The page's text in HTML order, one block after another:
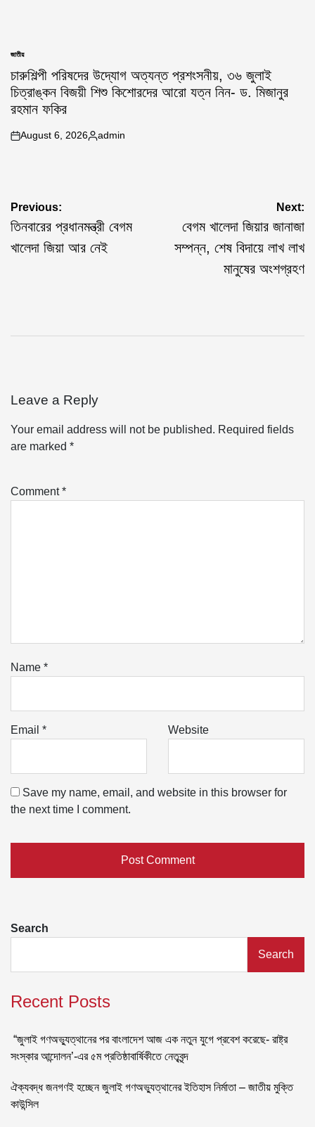
POSTED
জাতীয়
চারুশিল্পী পরিষদের উদ্যোগ অত্যন্ত প্রশংসনীয়, ৩৬ জুলাই
চিত্রাঙ্কন বিজয়ী শিশু কিশোরদের আরো যত্ন নিন- ড. মিজানুর
রহমান ফকির
on
August 6, 2026
Posted
admin
Post
navigation
Previous:
তিনবারের প্রধানমন্ত্রী বেগম
খালেদা জিয়া আর নেই
Next:
বেগম খালেদা জিয়ার জানাজা
সম্পন্ন, শেষ বিদায়ে লাখ লাখ
মানুষের অংশগ্রহণ
Leave a Reply
Your email address will not be published. Required fields
are marked *
Comment*
Name *
Email * Website
Save my name, email, and website in this browser for
the next time I comment.
Search
Search
Recent Posts
“জুলাই গণঅভ্যুত্থানের পর বাংলাদেশ আজ এক নতুন যুগে প্রবেশ করেছে- রাষ্ট্র
সংস্কার আন্দোলন’-এর ৫ম প্রতিষ্ঠাবার্ষিকীতে নেতৃবৃন্দ
ঐক্যবদ্ধ জনগণই হচ্ছেন জুলাই গণঅভ্যুত্থানের ইতিহাস নির্মাতা – জাতীয় মুক্তি
কাউন্সিল